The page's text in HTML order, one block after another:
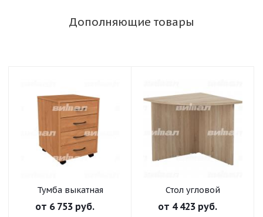
Дополняющие товары
Тумба выкатная
"Директор"
от 6 753 руб.
Стол угловой
"Директор"
от 4 423 руб.